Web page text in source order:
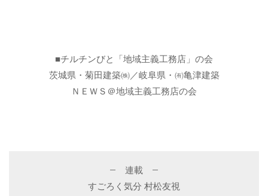
■チルチンびと「地域主義工務店」の会
茨城県・菊田建築㈱／岐阜県・㈲亀津建築
ＮＥＷＳ＠地域主義工務店の会
– 連載 –
すごろく気分 村松友視